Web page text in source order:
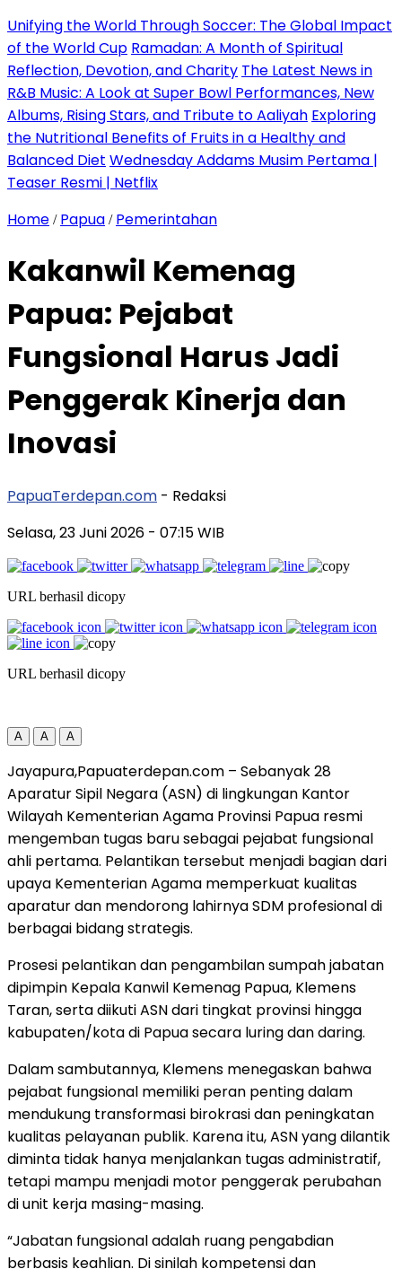
Unifying the World Through Soccer: The Global Impact
of the World Cup Ramadan: A Month of Spiritual
Reflection, Devotion, and Charity The Latest News in
R&B Music: A Look at Super Bowl Performances, New
Albums, Rising Stars, and Tribute to Aaliyah Exploring
the Nutritional Benefits of Fruits in a Healthy and
Balanced Diet Wednesday Addams Musim Pertama |
Teaser Resmi | Netflix
Home / Papua / Pemerintahan
Kakanwil Kemenag
Papua: Pejabat
Fungsional Harus Jadi
Penggerak Kinerja dan
Inovasi
PapuaTerdepan.com - Redaksi
Selasa, 23 Juni 2026 - 07:15 WIB
URL berhasil dicopy
URL berhasil dicopy
A A A
Jayapura,Papuaterdepan.com – Sebanyak 28
Aparatur Sipil Negara (ASN) di lingkungan Kantor
Wilayah Kementerian Agama Provinsi Papua resmi
mengemban tugas baru sebagai pejabat fungsional
ahli pertama. Pelantikan tersebut menjadi bagian dari
upaya Kementerian Agama memperkuat kualitas
aparatur dan mendorong lahirnya SDM profesional di
berbagai bidang strategis.
Prosesi pelantikan dan pengambilan sumpah jabatan
dipimpin Kepala Kanwil Kemenag Papua, Klemens
Taran, serta diikuti ASN dari tingkat provinsi hingga
kabupaten/kota di Papua secara luring dan daring.
Dalam sambutannya, Klemens menegaskan bahwa
pejabat fungsional memiliki peran penting dalam
mendukung transformasi birokrasi dan peningkatan
kualitas pelayanan publik. Karena itu, ASN yang dilantik
diminta tidak hanya menjalankan tugas administratif,
tetapi mampu menjadi motor penggerak perubahan
di unit kerja masing-masing.
“Jabatan fungsional adalah ruang pengabdian
berbasis keahlian. Di sinilah kompetensi dan